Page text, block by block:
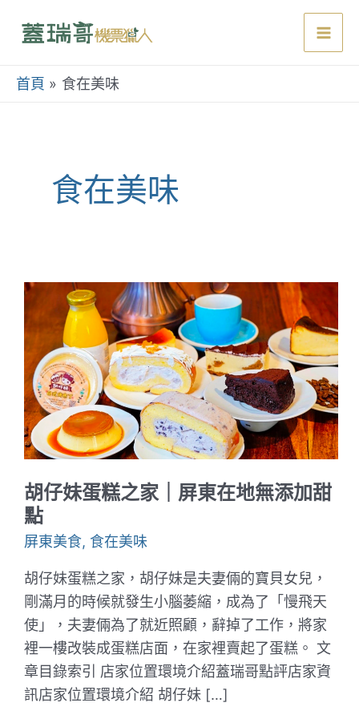
首頁 食在美味
食在美味
胡仔妹蛋糕之家｜屏東在地無添加甜
點
屏東美食, 食在美味
胡仔妹蛋糕之家，胡仔妹是夫妻倆的寶貝女兒，
剛滿月的時候就發生小腦萎縮，成為了「慢飛天
使」，夫妻倆為了就近照顧，辭掉了工作，將家
裡一樓改裝成蛋糕店面，在家裡賣起了蛋糕。 文
章目錄索引 店家位置環境介紹蓋瑞哥點評店家資
訊店家位置環境介紹 胡仔妹 […]